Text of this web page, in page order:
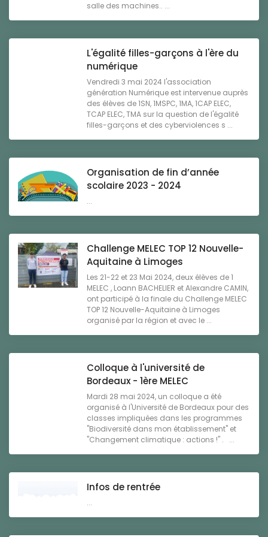
salle des machines.. ...
L'égalité filles-garçons à l'ère du
numérique
Vendredi 3 mai 2024 l'association
génération Numérique est intervenue auprès
des élèves de 1SN, 1MSPC, 1MA, 1CAP ELEC,
TCAP ELEC, TMA sur la question de l'égalité
filles-garçons et des cyberviolences s ...
Organisation de fin d’année
scolaire 2023 - 2024
...
Challenge MELEC TOP 12 Nouvelle-
Aquitaine à Limoges
Les 21-22 et 23 Mai 2024, deux élèves de 1
MELEC , Loann BACHELIER et Alexandre CAMIN,
ont participé à la finale du Challenge MELEC
TOP 12 Nouvelle-Aquitaine à Limoges
organisé par la région et avec le ...
Colloque à l'université de
Bordeaux - 1ère MELEC
Mardi 28 mai 2024, un colloque a été
organisé à l'Université de Bordeaux pour des
classes impliquées dans les programmes
"Biodiversité dans mon établissement" et
"Changement climatique : actions !" . ...
Infos de rentrée
...